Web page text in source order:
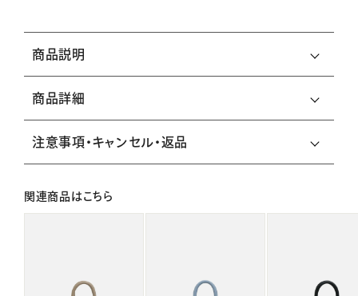
商品説明
商品詳細
注意事項・キャンセル・返品
関連商品はこちら